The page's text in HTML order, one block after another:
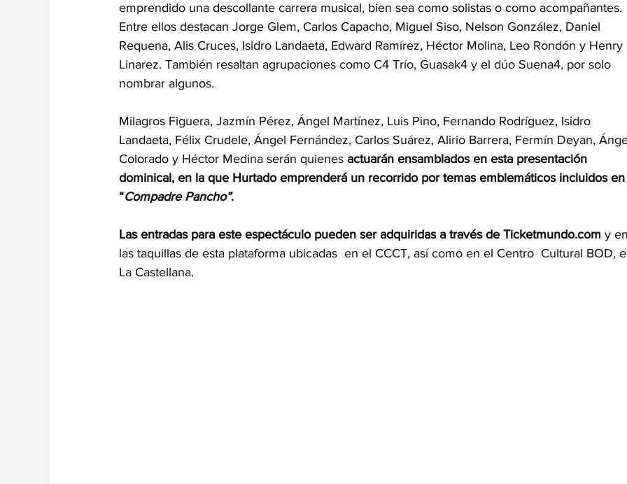
emprendido una descollante carrera musical, bien sea como solistas o como acompañantes.
Entre ellos destacan Jorge Glem, Carlos Capacho, Miguel Siso, Nelson González, Daniel
Requena, Alis Cruces, Isidro Landaeta, Edward Ramírez, Héctor Molina, Leo Rondón y Henry
Linarez. También resaltan agrupaciones como C4 Trío, Guasak4 y el dúo Suena4, por solo
nombrar algunos.
Milagros Figuera, Jazmín Pérez, Ángel Martínez, Luis Pino, Fernando Rodríguez, Isidro
Landaeta, Félix Crudele, Ángel Fernández, Carlos Suárez, Alirio Barrera, Fermín Deyan,
Colorado y Héctor Medina serán quienes actuarán ensamblados en esta presentación
dominical, en la que Hurtado emprenderá un recorrido por temas emblemáticos incluidos
“Compadre Pancho”.
Las entradas para este espectáculo pueden ser adquiridas a través de Ticketmundo.com y
las taquillas de esta plataforma ubicadas  en el CCCT, así como en el Centro  Cultural BOD,
La Castellana.